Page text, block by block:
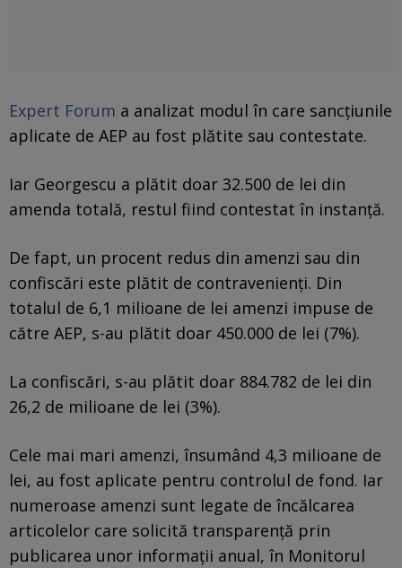
Expert Forum a analizat modul în care sancțiunile
aplicate de AEP au fost plătite sau contestate.
Iar Georgescu a plătit doar 32.500 de lei din
amenda totală, restul fiind contestat în instanţă.
De fapt, un procent redus din amenzi sau din
confiscări este plătit de contravenienți. Din
totalul de 6,1 milioane de lei amenzi impuse de
către AEP, s-au plătit doar 450.000 de lei (7%).
La confiscări, s-au plătit doar 884.782 de lei din
26,2 de milioane de lei (3%).
Cele mai mari amenzi, însumând 4,3 milioane de
lei, au fost aplicate pentru controlul de fond. Iar
numeroase amenzi sunt legate de încălcarea
articolelor care solicită transparență prin
publicarea unor informații anual, în Monitorul